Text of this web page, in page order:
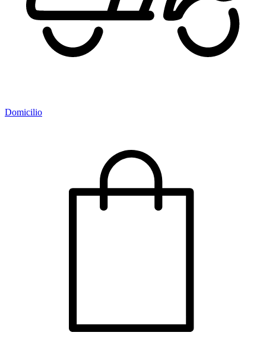
Domicilio